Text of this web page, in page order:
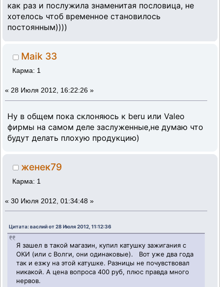
как раз и послужила знаменитая пословица, не
хотелось чтоб временное становилось
постоянным))))
Maik 33
Карма: 1
« 28 Июля 2012, 16:22:26 »
Ну в общем пока склоняюсь к beru или Valeo
фирмы на самом деле заслуженные,не думаю что
будут делать плохую продукцию)
женек79
Карма: 1
« 30 Июля 2012, 01:34:48 »
Цитата: васлий от 28 Июля 2012, 11:12:36
Я зашел в такой магазин, купил катушку зажигания с
ОКИ (или с Волги, они одинаковые). Вот уже два года
так и езжу на этой катушке. Разницы не почувствовал
никакой. А цена вопроса 400 руб, плюс правда много
нервов.